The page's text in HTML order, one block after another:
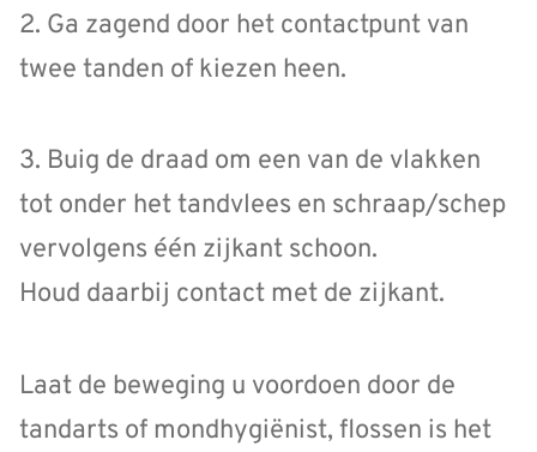
2. Ga zagend door het contactpunt van
twee tanden of kiezen heen.
3. Buig de draad om een van de vlakken
tot onder het tandvlees en schraap/schep
vervolgens één zijkant schoon.
Houd daarbij contact met de zijkant.
Laat de beweging u voordoen door de
tandarts of mondhygiënist, flossen is het